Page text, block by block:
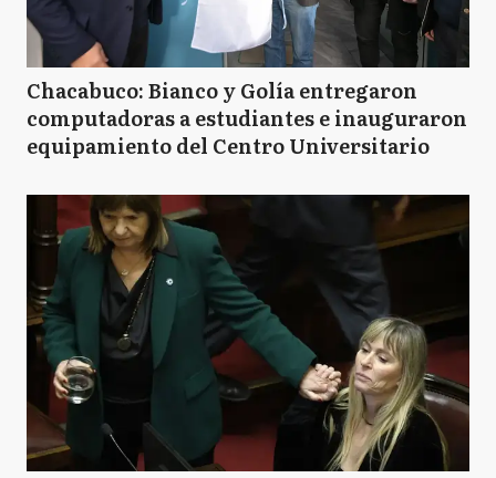
Chacabuco: Bianco y Golía entregaron
computadoras a estudiantes e inauguraron
equipamiento del Centro Universitario